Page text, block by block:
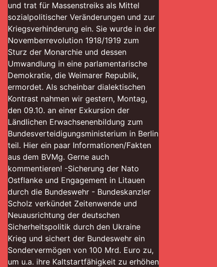
und trat für Massenstreiks als Mittel
sozialpolitischer Veränderungen und zur
Kriegsverhinderung ein. Sie wurde in der
Novemberrevolution 1918/1919 zum
Sturz der Monarchie und dessen
Umwandlung in eine parlamentarische
Demokratie, die Weimarer Republik,
ermordet. Als scheinbar dialektischen
Kontrast nahmen wir gestern, Montag,
den 09.10. an einer Exkursion der
Ländlichen Erwachsenenbildung zum
Bundesverteidigungsministerium in Berlin
teil. Hier ein paar Informationen/Fakten
aus dem BVMg. Gerne auch
kommentieren! -Sicherung der Nato
Ostflanke und Engagement in Litauen
durch die Bundeswehr - Bundeskanzler
Scholz verkündet Zeitenwende und
Neuausrichtung der deutschen
Sicherheitspolitik durch den Ukraine
Krieg und sichert der Bundeswehr ein
Sondervermögen von 100 Mrd. Euro zu,
um u.a. ihre Kaltstartfähigkeit zu erhöhen